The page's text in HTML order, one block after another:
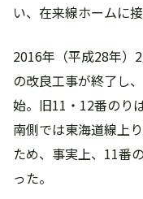
い、在来線ホームに
2016年（平成28年）
の改良工事が終了し
始。旧11・12番のり
南側では東海道線上
ため、事実上、11番
った。